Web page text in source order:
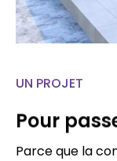
UN PROJET
Pour
Parce que la